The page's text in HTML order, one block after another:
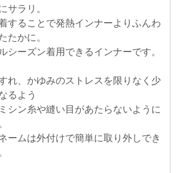
サラリ。
することで発熱インナーよりふんわ
たかに。
シーズン着用できるインナーです。
れ、かゆみのストレスを限りなく少
るよう
シン糸や縫い目があたらないように
ームは外付けで簡単に取り外しでき